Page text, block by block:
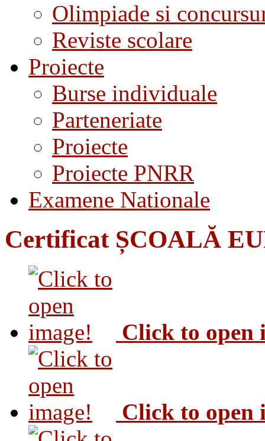
Olimpiade si
Reviste scolare
Proiecte
Burse individuale
Parteneriate
Proiecte
Proiecte PNRR
Examene Nationale
Certificat ȘCOALĂ
Click to open
Click to open